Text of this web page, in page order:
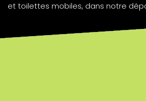
et toilettes mobiles, dans notre